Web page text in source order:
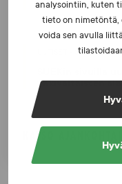
analysointiin, kuten
tieto on nimetöntä,
voida sen avulla
ja vastauksia
UUTISET - 30.6.2026
väkivaltaisten
KATSO